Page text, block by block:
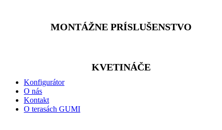
MONTÁŽNE PRÍSLUŠENSTVO
KVETINÁČE
Konfigurátor
O nás
Kontakt
O terasách GUMI